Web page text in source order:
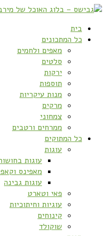
בית
כל המתכונים
מאפים ולחמים
סלטים
ירקות
תוספות
מנות עיקריות
מרקים
צמחוני
ממרחים ורטבים
כל המתוקים
עוגות
עוגות
מאפינס
עוגות גבינה
פאי וטארט
עוגיות וחיתוכיות
קינוחים
שוקולד